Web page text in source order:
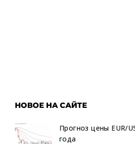
НОВОЕ НА САЙТЕ
Прогноз цены EUR/
года